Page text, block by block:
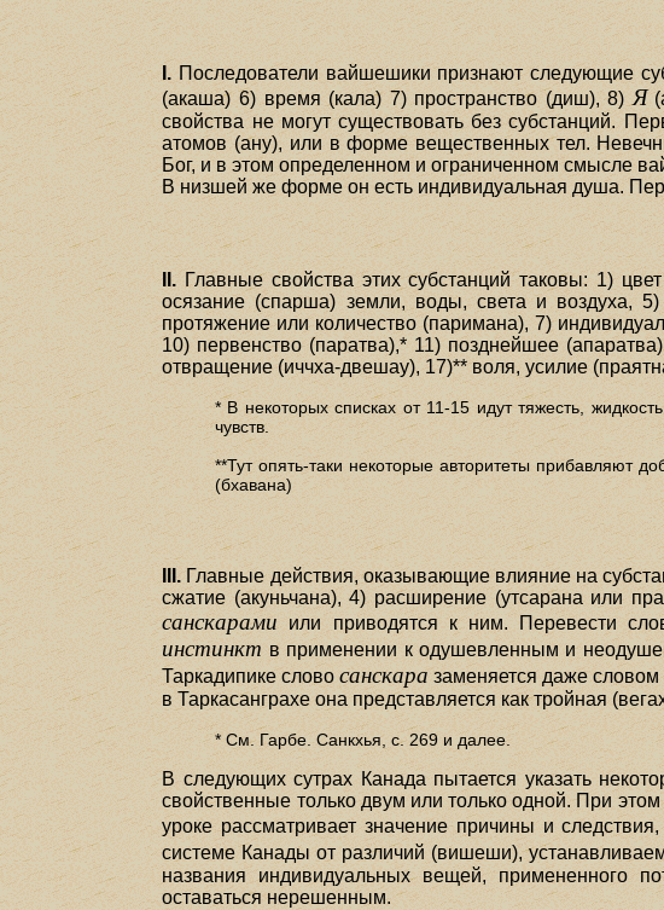
I. Последователи вайшешики признают следующие
(акаша) 6) время (кала) 7) пространство (диш), 8) Я
свойства не могут существовать без субстанций.
атомов (ану), или в форме вещественных тел.
Бог, и в этом определенном и ограниченном смысле
В низшей же форме он есть индивидуальная душа.
II. Главные свойства этих субстанций таковы: 1)
осязание (спарша) земли, воды, света и воздуха,
протяжение или количество (паримана), 7)
10) первенство (паратва),* 11) позднейшее
отвращение (иччха-двешау), 17)** воля, усилие
* В некоторых списках от 11-15 идут тяжесть,
чувств.
**Тут опять-таки некоторые авторитеты прибавляют
(бхавана)
III.Главные действия, оказывающие влияние на
сжатие (акуньчана), 4) расширение (утсарана или
санскарамиили приводятся к ним. Перевести
инстинкт в применении к одушевленным и
Таркадипике словосанскара заменяется даже словом
в Таркасанграхе она представляется как тройная
* См. Гарбе. Санкхья, с. 269 и далее.
В следующих сутрах Канада пытается указать
свойственные только двум или только одной. При
уроке рассматривает значение причины и
системе Канады от различий (вишеши),
названия индивидуальных вещей, примененного
оставаться нерешенным.